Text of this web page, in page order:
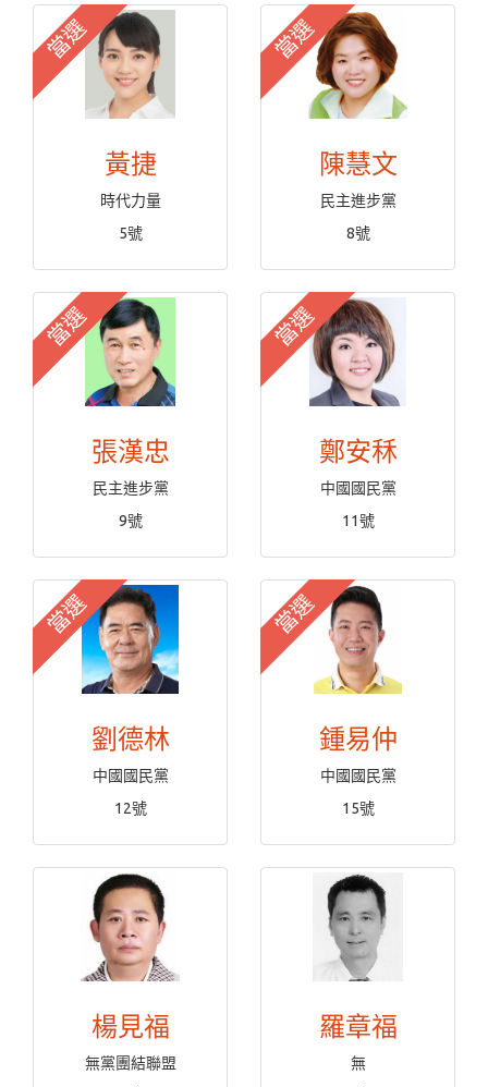
當選
黃捷
時代力量
5號
當選
陳慧文
民主進步黨
8號
當選
張漢忠
民主進步黨
9號
當選
鄭安秝
中國國民黨
11號
當選
劉德林
中國國民黨
12號
當選
鍾易仲
中國國民黨
15號
楊見福
無黨團結聯盟
羅章福
無